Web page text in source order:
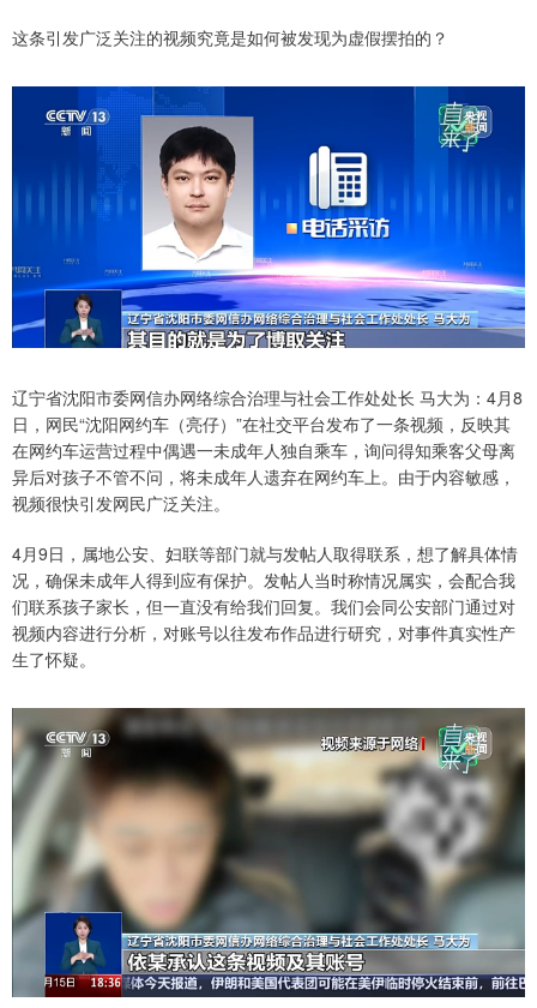
这条引发广泛关注的视频究竟是如何被发现为虚假摆拍的？
辽宁省沈阳市委网信办网络综合治理与社会工作处处长 马大为：4月8
日，网民“沈阳网约车（亮仔）”在社交平台发布了一条视频，反映其
在网约车运营过程中偶遇一未成年人独自乘车，询问得知乘客父母离
异后对孩子不管不问，将未成年人遗弃在网约车上。由于内容敏感，
视频很快引发网民广泛关注。
4月9日，属地公安、妇联等部门就与发帖人取得联系，想了解具体情
况，确保未成年人得到应有保护。发帖人当时称情况属实，会配合我
们联系孩子家长，但一直没有给我们回复。我们会同公安部门通过对
视频内容进行分析，对账号以往发布作品进行研究，对事件真实性产
生了怀疑。